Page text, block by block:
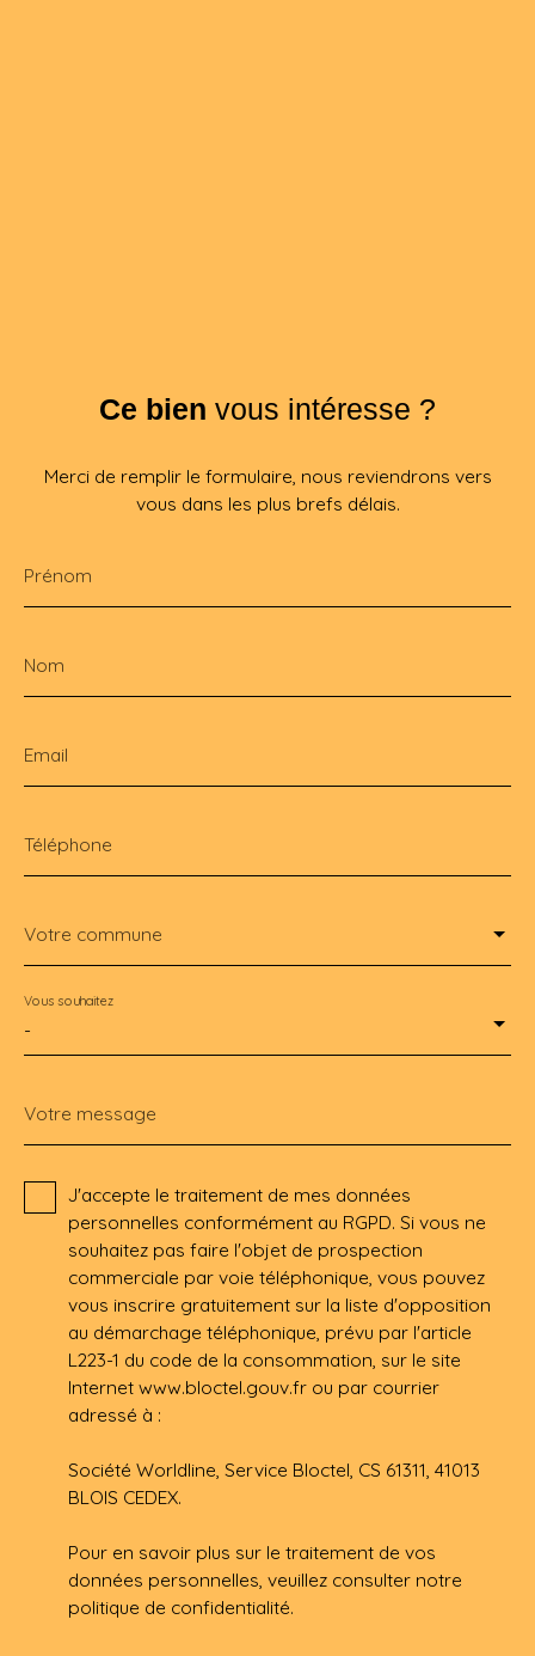
Ce bien vous intéresse ?
Merci de remplir le formulaire, nous reviendrons vers
vous dans les plus brefs délais.
Prénom
Nom
Email
Téléphone
Votre commune
-
Vous souhaitez
Votre message
J'accepte le traitement de mes données
personnelles conformément au RGPD. Si vous ne
souhaitez pas faire l'objet de prospection
commerciale par voie téléphonique, vous pouvez
vous inscrire gratuitement sur la liste d'opposition
au démarchage téléphonique, prévu par l'article
L223-1 du code de la consommation, sur le site
Internet www.bloctel.gouv.fr ou par courrier
adressé à :
Société Worldline, Service Bloctel, CS 61311, 41013
BLOIS CEDEX.
Pour en savoir plus sur le traitement de vos
données personnelles, veuillez consulter notre
politique de confidentialité.